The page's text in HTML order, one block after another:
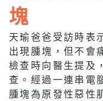
塊
天瑜爸爸受訪時表
出現腫塊，但不會
檢查時向醫生提及
查。經過一連串電
腫塊為原發性惡性